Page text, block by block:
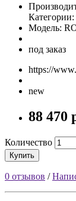
Категории:
Модель:
под заказ
https://
new
88 470
Количество
Купить
0 отзывов /